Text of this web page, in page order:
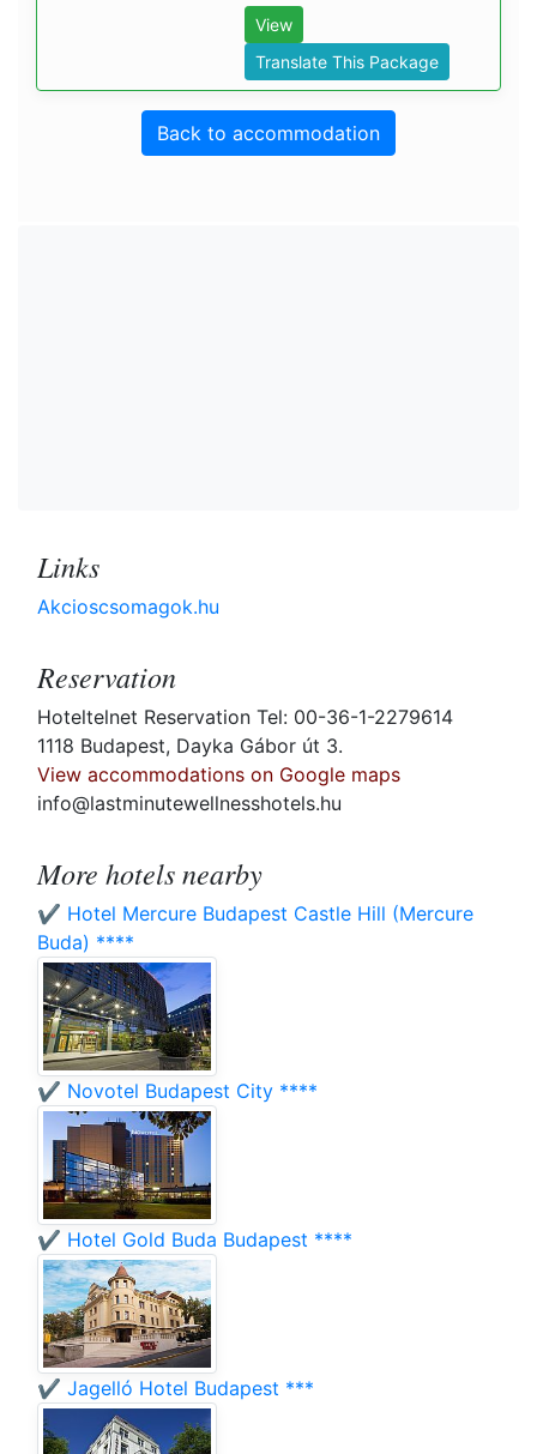
View
Translate This Package
Back to accommodation
Links
Akcioscsomagok.hu
Reservation
Hoteltelnet Reservation Tel: 00-36-1-2279614
1118 Budapest, Dayka Gábor út 3.
View accommodations on Google maps
info@lastminutewellnesshotels.hu
More hotels nearby
✔️ Hotel Mercure Budapest Castle Hill (Mercure
Buda) ****
✔️ Novotel Budapest City ****
✔️ Hotel Gold Buda Budapest ****
✔️ Jagelló Hotel Budapest ***